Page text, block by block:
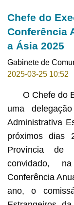
Chefe do
Conferência
a Ásia 2025
Gabinete de
2025-03-25 10:52
O Chefe do
uma
Administrativa
próximos dias
Província de
convidado,
Conferência
ano, o